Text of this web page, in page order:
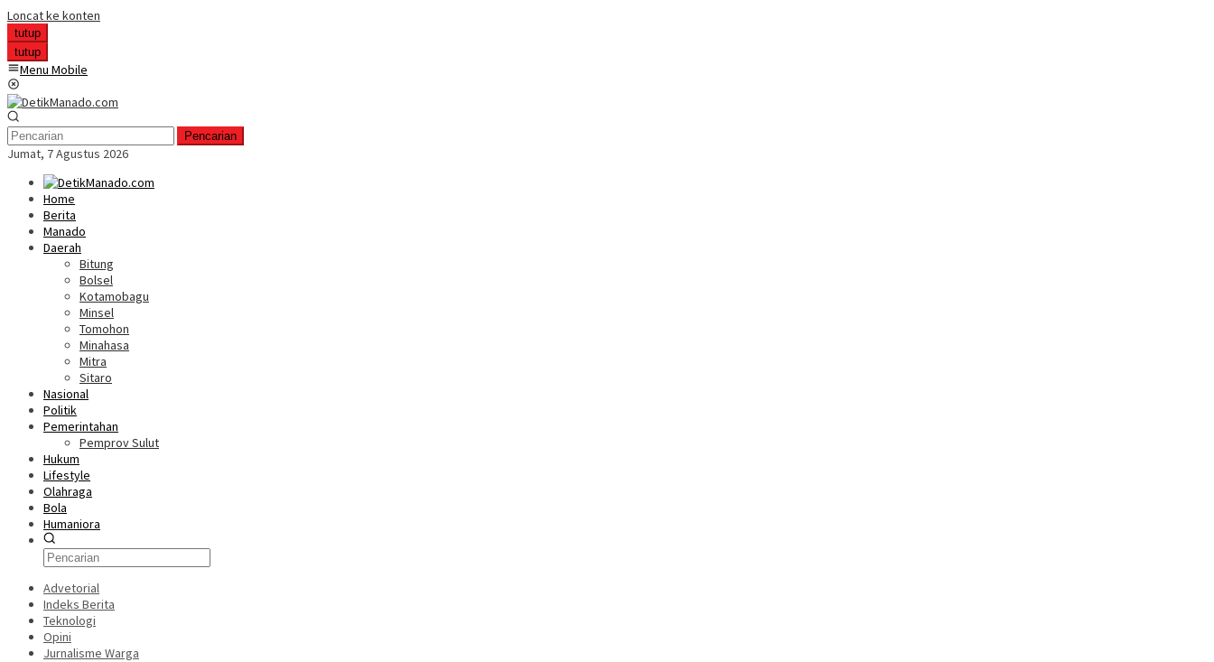
Loncat ke konten
tutup
tutup
Menu Mobile
Pencarian
Jumat, 7 Agustus 2026
Home
Berita
Manado
Daerah
Bitung
Bolsel
Kotamobagu
Minsel
Tomohon
Minahasa
Mitra
Sitaro
Nasional
Politik
Pemerintahan
Pemprov Sulut
Hukum
Lifestyle
Olahraga
Bola
Humaniora
Advetorial
Indeks Berita
Teknologi
Opini
Jurnalisme Warga